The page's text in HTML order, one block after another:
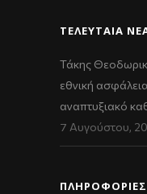
ΤΕΛΕΥΤΑΊΑ
Τάκης
εθνική
αναπτυξιακό
7 Αυγούστου,
ΠΛΗΡΟΦΟΡΙΕΣ